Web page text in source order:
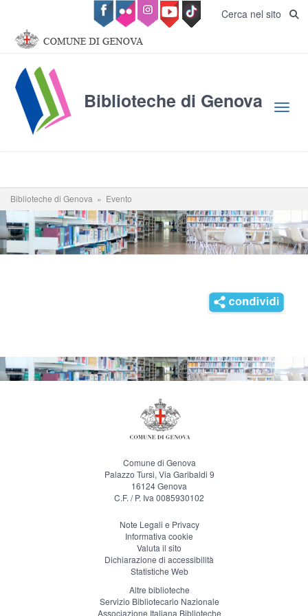
Salta al contenuto principale Cerca nel sito
Biblioteche di Genova
Biblioteche di Genova » Evento
Comune di Genova
Palazzo Tursi, Via Garibaldi 9
16124 Genova
C.F. / P. Iva 0085930102
Note Legali e Privacy
Informativa cookie
Valuta il sito
Dichiarazione di accessibilità
Statistiche Web
Altre biblioteche
Servizio Bibliotecario Nazionale
Associazione Italiana Biblioteche